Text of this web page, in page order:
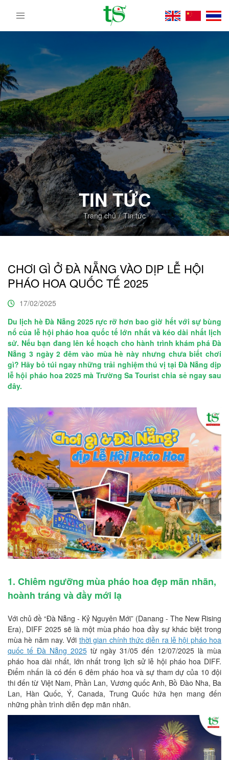
Tour
Việt
Nam
Từ
Bắc
Vào
Nam
|
Trường
Sa
Tourist
DMC
TIN TỨC
Trang chủ Tin tức
CHƠI GÌ Ở ĐÀ NẴNG VÀO DỊP LỄ HỘI
PHÁO HOA QUỐC TẾ 2025
17/02/2025
Du lịch hè Đà Nẵng 2025 rực rỡ hơn bao giờ hết với sự bùng
nổ của lễ hội pháo hoa quốc tế lớn nhất và kéo dài nhất lịch
sử. Nếu bạn đang lên kế hoạch cho hành trình khám phá Đà
Nẵng 3 ngày 2 đêm vào mùa hè này nhưng chưa biết chơi
gì? Hãy bỏ túi ngay những trải nghiệm thú vị tại Đà Nẵng dịp
lễ hội pháo hoa 2025 mà Trường Sa Tourist chia sẻ ngay sau
đây.
1. Chiêm ngưỡng mùa pháo hoa đẹp mãn nhãn,
hoành tráng và đầy mới lạ
Với chủ đề “Đà Nẵng - Kỷ Nguyên Mới” (Danang - The New Rising
Era), DIFF 2025 sẽ là một mùa pháo hoa đầy sự khác biệt trong
mùa hè năm nay. Với thời gian chính thức diễn ra lễ hội pháo hoa
quốc tế Đà Nẵng 2025từ ngày 31/05 đến 12/07/2025 là mùa
pháo hoa dài nhất, lớn nhất trong lịch sử lễ hội pháo hoa DIFF.
Điểm nhấn là có đến 6 đêm pháo hoa và sự tham dự của 10 đội
thi đến từ Việt Nam, Phần Lan, Vương quốc Anh, Bồ Đào Nha, Ba
Lan, Hàn Quốc, Ý, Canada, Trung Quốc hứa hẹn mang đến
những phần trình diễn đẹp mãn nhãn.